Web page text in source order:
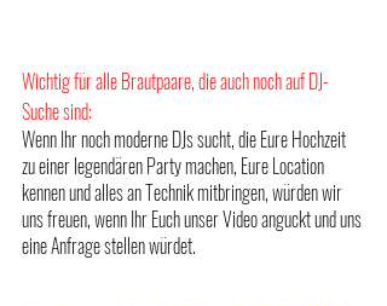
Wichtig für alle Brautpaare, die auch noch auf DJ-
Suche sind:
Wenn Ihr noch moderne DJs sucht, die Eure Hochzeit
zu einer legendären Party machen, Eure Location
kennen und alles an Technik mitbringen, würden wir
uns freuen, wenn Ihr Euch unser Video anguckt und uns
eine Anfrage stellen würdet.